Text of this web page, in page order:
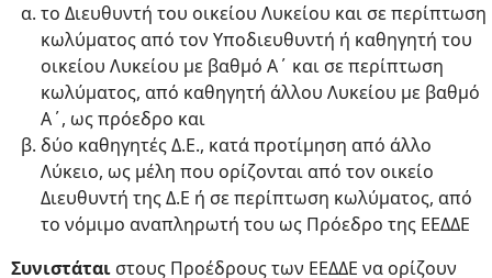
το Διευθυντή του οικείου Λυκείου και σε περίπτωση
κωλύματος από τον Υποδιευθυντή ή καθηγητή του
οικείου Λυκείου με βαθμό Α΄ και σε περίπτωση
κωλύματος, από καθηγητή άλλου Λυκείου με βαθμό
Α΄, ως πρόεδρο και
δύο καθηγητές Δ.Ε., κατά προτίμηση από άλλο
Λύκειο, ως μέλη που ορίζονται από τον οικείο
Διευθυντή της Δ.Ε ή σε περίπτωση κωλύματος, από
το νόμιμο αναπληρωτή του ως Πρόεδρο της ΕΕΔΔΕ
Συνιστάται στους Προέδρους των ΕΕΔΔΕ να ορίζουν